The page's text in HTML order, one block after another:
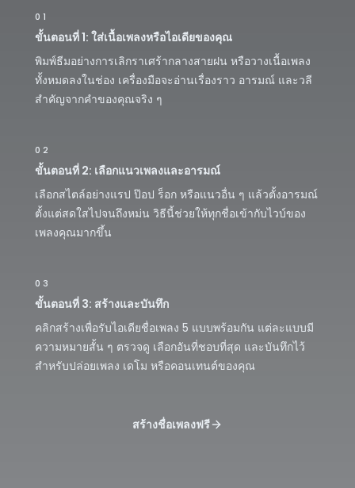
01
ขั้นตอนที่ 1: ใส่เนื้อเพลงหรือไอเดียของคุณ
พิมพ์ธีมอย่างการเลิกราเศร้ากลางสายฝน หรือวางเนื้อเพลง
ทั้งหมดลงในช่อง เครื่องมือจะอ่านเรื่องราว อารมณ์ และวลี
สำคัญจากคำของคุณจริง ๆ
02
ขั้นตอนที่ 2: เลือกแนวเพลงและอารมณ์
เลือกสไตล์อย่างแรป ป๊อป ร็อก หรือแนวอื่น ๆ แล้วตั้งอารมณ์
ตั้งแต่สดใสไปจนถึงหม่น วิธีนี้ช่วยให้ทุกชื่อเข้ากับไวบ์ของ
เพลงคุณมากขึ้น
03
ขั้นตอนที่ 3: สร้างและบันทึก
คลิกสร้างเพื่อรับไอเดียชื่อเพลง 5 แบบพร้อมกัน แต่ละแบบมี
ความหมายสั้น ๆ ตรวจดู เลือกอันที่ชอบที่สุด และบันทึกไว้
สำหรับปล่อยเพลง เดโม หรือคอนเทนต์ของคุณ
สร้างชื่อเพลงฟรี